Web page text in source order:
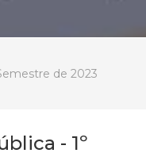
de 2023
- 1º